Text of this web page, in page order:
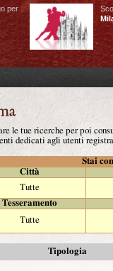
per
le tue ricerche per poi
dedicati agli utenti
Stai
Città
Tutte
Tesseramento
Tutte
Tipologia